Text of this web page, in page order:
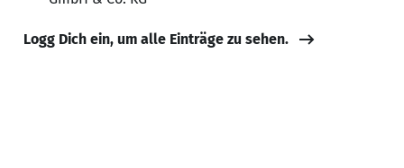
Logg Dich ein, um alle Einträge zu sehen.